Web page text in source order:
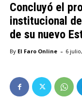
Concluyó el
institucional
de su nuevo
By El Faro Online - 6